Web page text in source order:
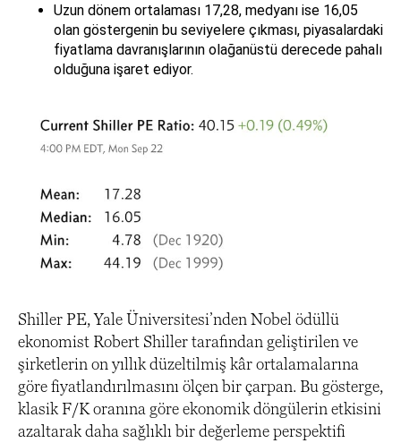
Uzun dönem ortalaması 17,28, medyanı ise 16,05
olan göstergenin bu seviyelere çıkması, piyasalardaki
fiyatlama davranışlarının olağanüstü derecede pahalı
olduğuna işaret ediyor.
Shiller PE, Yale Üniversitesi’nden Nobel ödüllü
ekonomist Robert Shiller tarafından geliştirilen ve
şirketlerin on yıllık düzeltilmiş kâr ortalamalarına
göre fiyatlandırılmasını ölçen bir çarpan. Bu gösterge,
klasik F/K oranına göre ekonomik döngülerin etkisini
azaltarak daha sağlıklı bir değerleme perspektifi